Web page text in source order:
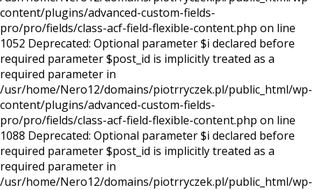
content/plugins/advanced-custom-fields-
pro/pro/fields/class-acf-field-flexible-content.php on line
1052 Deprecated: Optional parameter $i declared before
required parameter $post_id is implicitly treated as a
required parameter in
/usr/home/Nero12/domains/piotrryczek.pl/public_html/wp-
content/plugins/advanced-custom-fields-
pro/pro/fields/class-acf-field-flexible-content.php on line
1088 Deprecated: Optional parameter $i declared before
required parameter $post_id is implicitly treated as a
required parameter in
/usr/home/Nero12/domains/piotrryczek.pl/public_html/wp-